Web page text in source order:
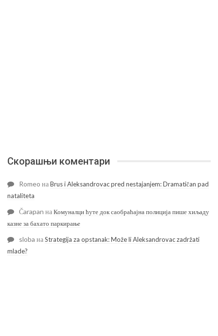
Скорашњи коментари
Romeo наBrus i Aleksandrovac pred nestajanjem: Dramatičan pad
nataliteta
Čarapan наКомуналци ћуте док саобраћајна полиција пише хиљаду
казне за бахато паркирање
sloba наStrategija za opstanak: Može li Aleksandrovac zadržati
mlade?